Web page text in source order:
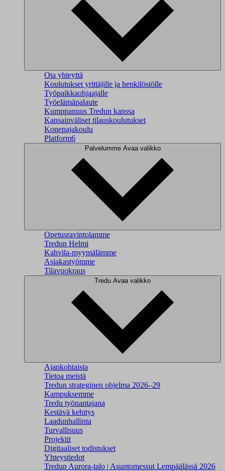
Ota yhteyttä
Koulutukset yrittäjille ja henkilöstölle
Työpaikkaohjaajalle
Työelämäpalaute
Kumppanuus Tredun kanssa
Kansainväliset tilauskoulutukset
Konepajakoulu
Platform6
Palvelumme Avaa valikko
Opetusravintolamme
Tredun Helmi
Kahvila-myymälämme
Asiakastyömme
Tilavuokraus
Tredu Avaa valikko
Ajankohtaista
Tietoa meistä
Tredun strateginen ohjelma 2026–29
Kampuksemme
Tredu työnantajana
Kestävä kehitys
Laadunhallinta
Turvallisuus
Projektit
Digitaaliset todistukset
Yhteystiedot
Tredun Aurora-talo | Asuntomessut Lempäälässä 2026